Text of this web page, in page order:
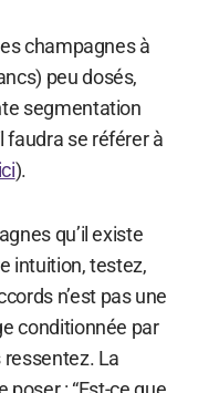
champagnes à
peu dosés,
segmentation
faudra se référer à
ici).
qu’il existe
intuition, testez,
n’est pas une
conditionnée par
La